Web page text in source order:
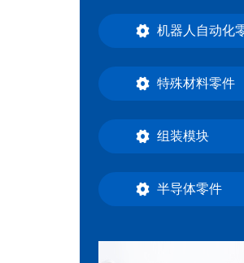
机器人自动化
特殊材料零件
组装模块
半导体零件